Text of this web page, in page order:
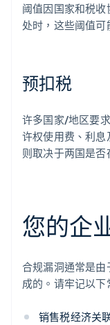
阈值因国家和税
处时，这些阈值可
预扣税
许多国家/地区要
许权使用费、利
则取决于两国是否
您的企
合规漏洞通常是由
成的。请牢记以下
销售税经济关